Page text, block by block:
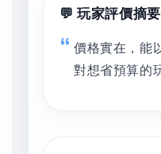
💬 玩家評價摘
價格實在，能
對想省預算的